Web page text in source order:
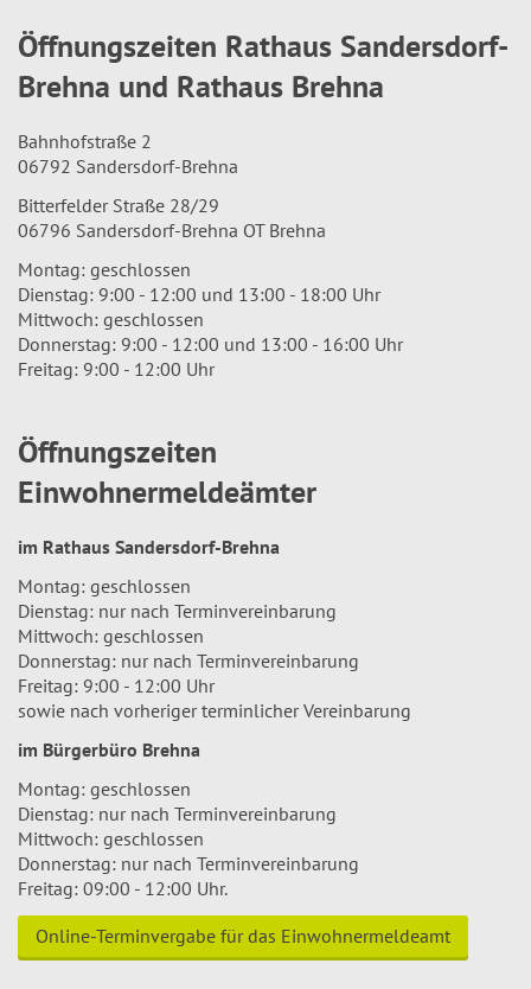
Öffnungszeiten Rathaus Sandersdorf-
Brehna und Rathaus Brehna
Bahnhofstraße 2
06792 Sandersdorf-Brehna
Bitterfelder Straße 28/29
06796 Sandersdorf-Brehna OT Brehna
Montag: geschlossen
Dienstag: 9:00 - 12:00 und 13:00 - 18:00 Uhr
Mittwoch: geschlossen
Donnerstag: 9:00 - 12:00 und 13:00 - 16:00 Uhr
Freitag: 9:00 - 12:00 Uhr
Öffnungszeiten
Einwohnermeldeämter
im Rathaus Sandersdorf-Brehna
Montag: geschlossen
Dienstag: nur nach Terminvereinbarung
Mittwoch: geschlossen
Donnerstag: nur nach Terminvereinbarung
Freitag: 9:00 - 12:00 Uhr
sowie nach vorheriger terminlicher Vereinbarung
im Bürgerbüro Brehna
Montag: geschlossen
Dienstag: nur nach Terminvereinbarung
Mittwoch: geschlossen
Donnerstag: nur nach Terminvereinbarung
Freitag: 09:00 - 12:00 Uhr.
Online-Terminvergabe für das Einwohnermeldeamt